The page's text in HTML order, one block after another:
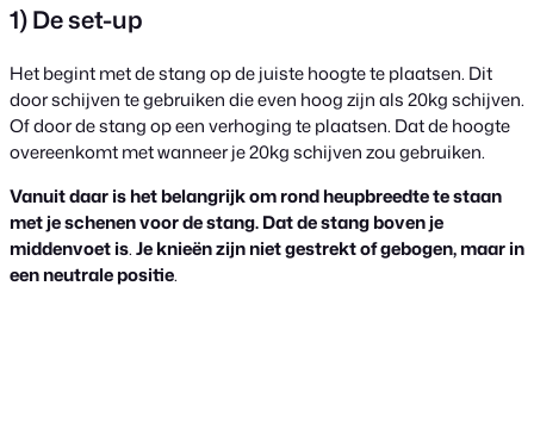
1) De set-up
Het begint met de stang op de juiste hoogte te plaatsen. Dit
door schijven te gebruiken die even hoog zijn als 20kg schijven.
Of door de stang op een verhoging te plaatsen. Dat de hoogte
overeenkomt met wanneer je 20kg schijven zou gebruiken.
Vanuit daar is het belangrijk om rond heupbreedte te staan
met je schenen voor de stang. Dat de stang boven je
middenvoet is.Je knieën zijn niet gestrekt of gebogen, maar in
een neutrale positie.